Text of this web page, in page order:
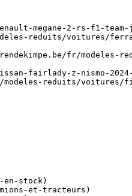
megane-2-rs-f1-team-
modeles-reduits/voitures/
fr/
fairlady-z-nismo-
fr/modeles-reduits/